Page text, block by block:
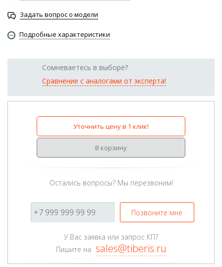
Задать вопрос о модели
Подробные характеристики
Сомневаетесь в выборе?
Сравнение с аналогами от эксперта!
Уточнить цену в 1 клик!
В корзину
Остались вопросы? Мы перезвоним!
Позвоните мне
У Вас заявка или запрос КП?
Пишите на sales@tiberis.ru